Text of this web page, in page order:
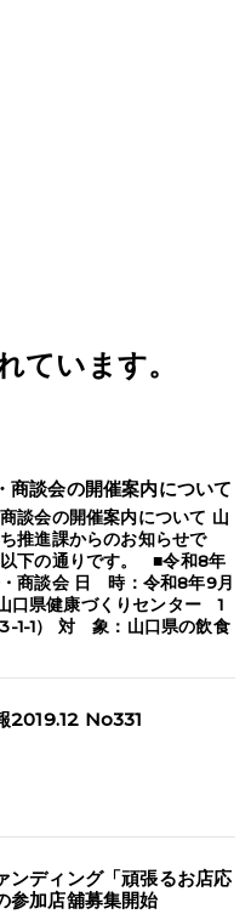
ています。
商談会の開催案内について
談会の開催案内について 山
推進課からのお知らせで
下の通りです。 ■令和8年
商談会 日 時：令和8年9月
県健康づくりセンター 1
1-1） 対 象：山口県の飲食
2019.12 No331
ンディング「頑張るお店応
参加店舖募集開始